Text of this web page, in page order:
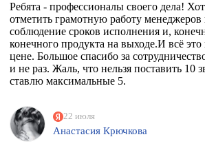
Ребята - профессионалы своего дела!
отметить грамотную работу менеджеров
соблюдение сроков исполнения и,
конечного продукта на выходе.И всё
цене. Большое спасибо за
и не раз. Жаль, что нельзя поставить 10
ставлю максимальные 5.
22 июля
Анастасия Крючкова